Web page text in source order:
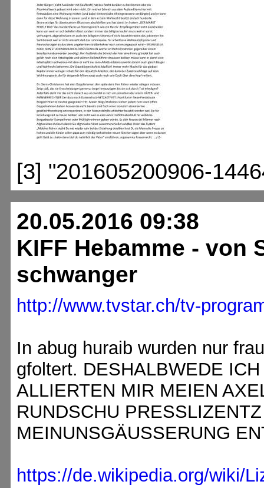
[3] "201605200906-
20.05.2016 09:38
KIFF Hebamme - von
schwanger
http://www.tvstar.ch/tv-
In abug huraib wurden nur
gfoltert. DESHALBWEDE
ALLIERTEN MIR MEIEN
RUNDSCHU
MEINUNSGÄUSSERUNG
https://de.wikipedia.org/wiki/